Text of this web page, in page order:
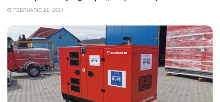
FEBRUARIE 21, 2024